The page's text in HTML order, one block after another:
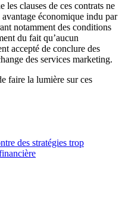
les clauses de ces contrats ne
économique indu par
notamment des conditions
du fait qu’aucun
accepté de conclure des
des services marketing.
faire la lumière sur ces
des stratégies trop